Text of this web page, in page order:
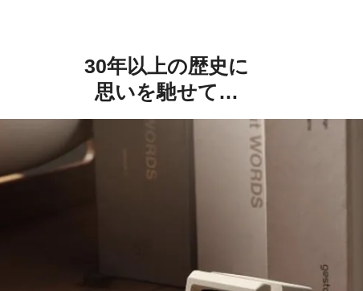
30年以上の歴史に
思いを馳せて…